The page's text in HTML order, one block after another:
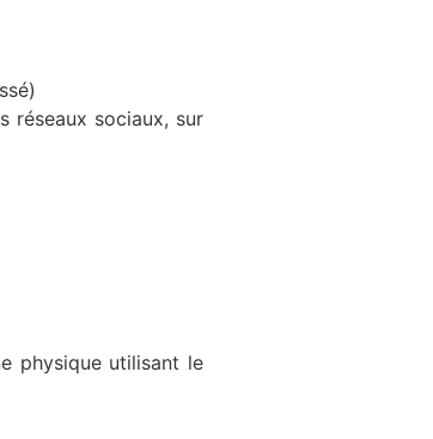
réseaux sociaux, sur
physique utilisant le